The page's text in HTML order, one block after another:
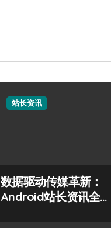
站长资讯
数据驱动传媒革新：
Android站长资讯全攻